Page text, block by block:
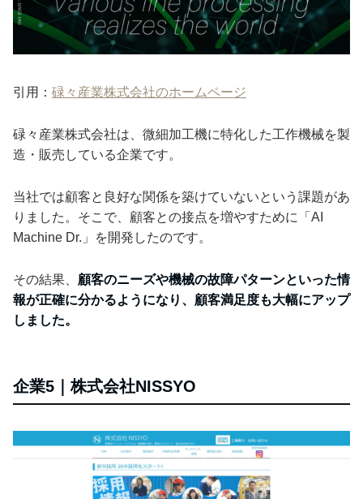
引用： 碌々産業株式会社のホームページ
碌々産業株式会社は、微細加工機に特化した工作機械を製
造・販売している企業です。
当社では顧客と良好な関係を築けていないという課題があ
りました。そこで、顧客との接点を増やすために「AI
Machine Dr.」を開発したのです。
その結果、 顧客のニーズや機械の故障パターンといった情
報が正確に分かるようになり、顧客満足度も大幅にアップ
しました。
企業5｜株式会社NISSYO